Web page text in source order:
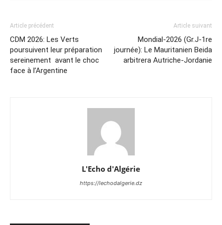
Article précédent
CDM 2026: Les Verts
poursuivent leur préparation
sereinement avant le choc
face à l’Argentine
Article suivant
Mondial-2026 (Gr.J-1re
journée): Le Mauritanien Beida
arbitrera Autriche-Jordanie
L'Echo d'Algérie
https://lechodalgerie.dz